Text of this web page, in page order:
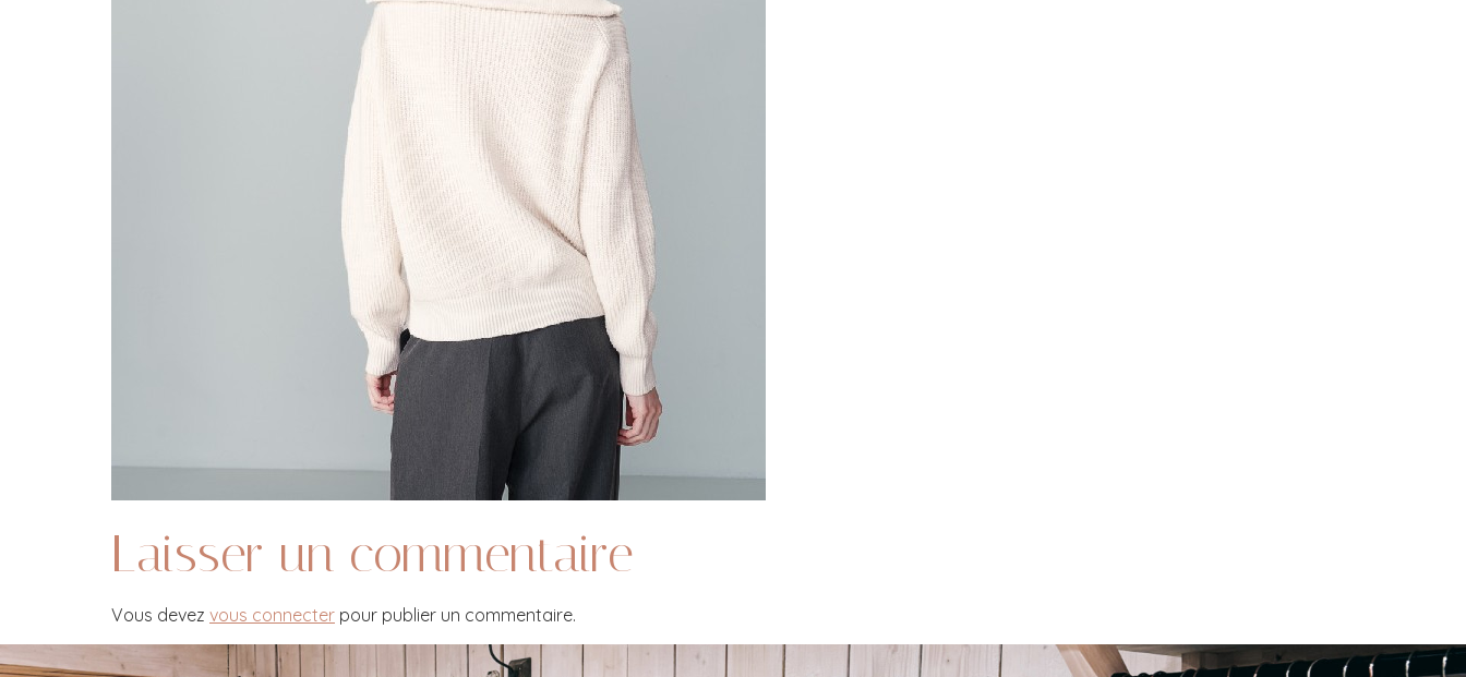
Laisser un commentaire
Vous devez vous connecter pour publier un commentaire.